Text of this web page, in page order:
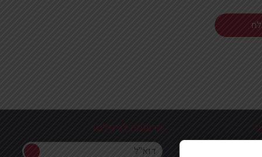
הרשמה לניוזלטר
הרשמה לניוזלטר